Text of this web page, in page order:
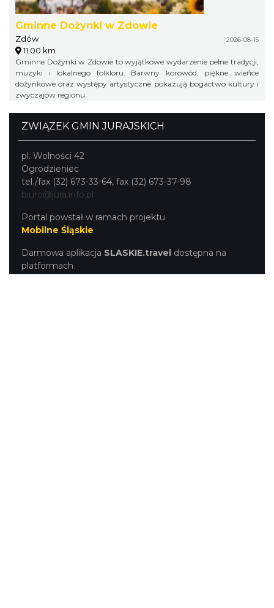
Gminne Dożynki w Zdowie
Zdów 2026-08-15
11.00 km
Gminne Dożynki w Zdowie to wyjątkowe wydarzenie pełne tradycji,
muzyki i lokalnego folkloru. Barwny korowód, piękne wieńce
dożynkowe oraz występy artystyczne pokazują bogactwo kultury i
zwyczajów regionu.
ZWIĄZEK GMIN JURAJSKICH
pl. Wolności 42
Ogrodzieniec
tel./fax (32) 673-33-64, fax (32) 673-37-98
biuro@jura.info.pl
Portal powstał w ramach projektu
Mobilne Śląskie
Darmowa aplikacja SLASKIE.travel dostępna na
platformach